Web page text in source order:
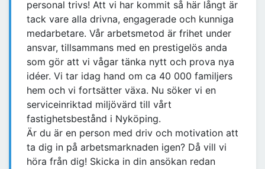
personal trivs! Att vi har kommit så här långt är
tack vare alla drivna, engagerade och kunniga
medarbetare. Vår arbetsmetod är frihet under
ansvar, tillsammans med en prestigelös anda
som gör att vi vågar tänka nytt och prova nya
idéer. Vi tar idag hand om ca 40 000 familjers
hem och vi fortsätter växa. Nu söker vi en
serviceinriktad miljövärd till vårt
fastighetsbestånd i Nyköping.
Är du är en person med driv och motivation att
ta dig in på arbetsmarknaden igen? Då vill vi
höra från dig! Skicka in din ansökan redan